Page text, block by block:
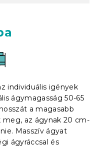
individuális igények
ágymagasság 50-65
a magasabb
az ágynak 20 cm-
Masszív ágyat
ágyráccsal és